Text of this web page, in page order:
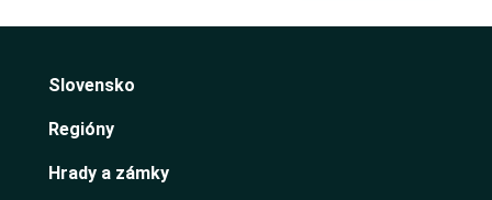
Slovensko
Regióny
Hrady a zámky